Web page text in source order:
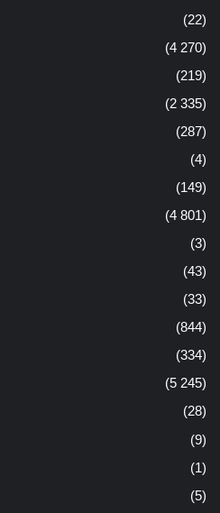
(22)
(4 270)
(219)
(2 335)
(287)
(4)
(149)
(4 801)
(3)
(43)
(33)
(844)
(334)
(5 245)
(28)
(9)
(1)
(5)